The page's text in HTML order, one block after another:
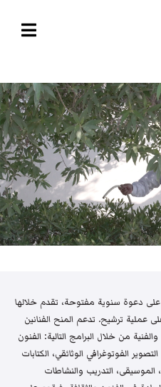
على دعوة سنوية مفتوحة، تقدم خلالها
عملية ترشيح. تدعم المنح الفنانين
من خلال البرامج التالية: الفنون
الفوتوغرافي الوثائقي، الكتابات
الموسيقى، التدريب والنشاطات